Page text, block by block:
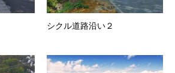
シクル道路沿い２